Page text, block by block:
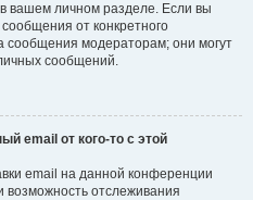
вашем личном разделе. Если вы
от конкретного
сообщения модераторам; они могут
сообщений.
email от кого-то с этой
email на данной конференции
отслеживания